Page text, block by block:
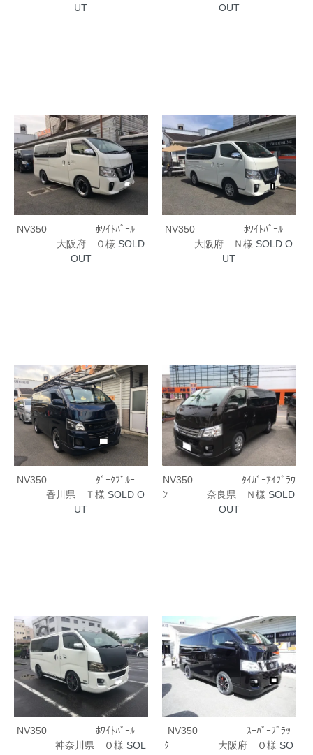
UT
OUT
NV350 ﾎﾜｲﾄﾊﾟｰﾙ
大阪府 Ｏ様 SOLD
OUT
NV350 ﾎﾜｲﾄﾊﾟｰﾙ
大阪府 Ｎ様 SOLD O
UT
NV350 ﾀﾞｰｸﾌﾞﾙｰ
香川県 Ｔ様 SOLD O
UT
NV350 ﾀｲｶﾞｰｱｲﾌﾞﾗｳ
ﾝ 奈良県 Ｎ様 SOLD
OUT
NV350 ﾎﾜｲﾄﾊﾟｰﾙ
神奈川県 Ｏ様 SOL
NV350 ｽｰﾊﾟｰﾌﾞﾗｯ
ｸ 大阪府 Ｏ様 SO